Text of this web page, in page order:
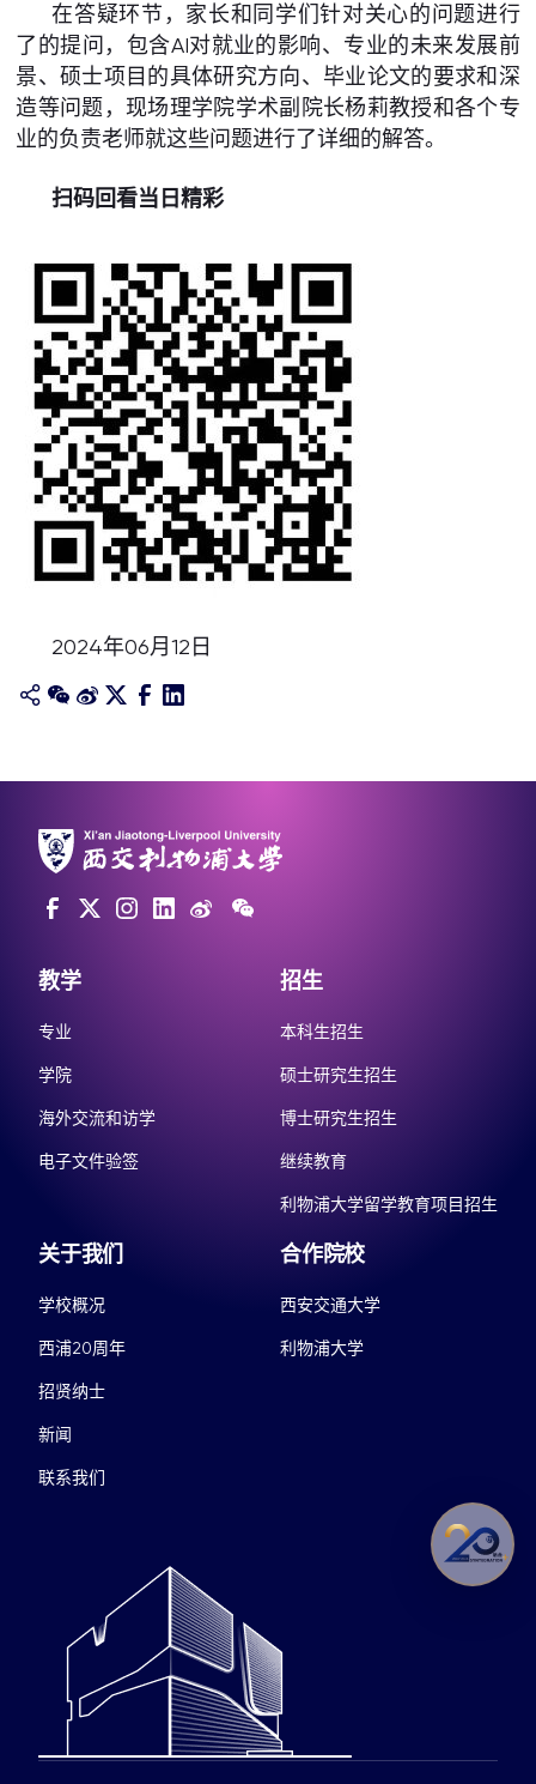
在答疑环节，家长和同学们针对关心的问题进行
了的提问，包含AI对就业的影响、专业的未来发展前
景、硕士项目的具体研究方向、毕业论文的要求和深
造等问题，现场理学院学术副院长杨莉教授和各个专
业的负责老师就这些问题进行了详细的解答。
扫码回看当日精彩
2024年06月12日
教学
专业
学院
海外交流和访学
电子文件验签
招生
本科生招生
硕士研究生招生
博士研究生招生
继续教育
利物浦大学留学教育项目招生
关于我们
学校概况
西浦20周年
招贤纳士
新闻
联系我们
合作院校
西安交通大学
利物浦大学